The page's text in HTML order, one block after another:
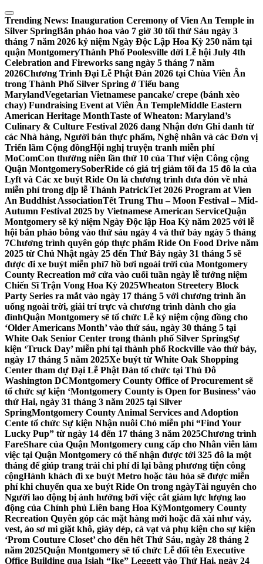
Skip
to
content
Trending News: Inauguration Ceremony of Vien An Temple in
Silver SpringBắn pháo hoa vào 7 giờ 30 tối thứ Sáu ngày 3
tháng 7 năm 2026 kỷ niệm Ngày Độc Lập Hoa Kỳ 250 năm tại
quận MontgomeryThành Phố Poolesville dời Lễ hội July 4th
Celebration and Fireworks sang ngày 5 tháng 7 năm
2026Chương Trình Đại Lễ Phật Đản 2026 tại Chùa Viên Ân
trong Thành Phố Silver Spring ở Tiểu bang
MarylandVegetarian Vietnamese pancake/ crepe (bánh xèo
chay) Fundraising Event at Viên Ân TempleMiddle Eastern
American Heritage MonthTaste of Wheaton: Maryland’s
Culinary & Culture Festival 2026 đang Nhận đơn Ghi danh từ
các Nhà hàng, Người bán thực phẩm, Nghệ nhân và các Đơn vị
Triển lãm Cộng đồngHội nghị truyện tranh miễn phí
MoComCon thường niên lần thứ 10 của Thư viện Công cộng
Quận MontgomerySoberRide có giá trị giảm tối đa 15 đô la của
Lyft và Các xe buýt Ride On là chương trình đưa đón về nhà
miễn phí trong dịp lễ Thánh PatrickTet 2026 Program at Vien
An Buddhist AssociationTết Trung Thu – Moon Festival – Mid-
Autumn Festival 2025 by Vietnamese American ServiceQuận
Montgomery sẽ kỷ niệm Ngày Độc lập Hoa Kỳ năm 2025 với lễ
hội bắn pháo bông vào thứ sáu ngày 4 và thứ bảy ngày 5 tháng
7Chương trình quyên góp thực phẩm Ride On Food Drive năm
2025 từ Chủ Nhật ngày 25 đến Thứ Bảy ngày 31 tháng 5 sẽ
được đi xe buýt miễn phí7 hồ bơi ngoài trời của Montgomery
County Recreation mở cửa vào cuối tuần ngày lễ tưởng niệm
Chiến Sĩ Trận Vong Hoa Kỳ 2025Wheaton Streetery Block
Party Series ra mắt vào ngày 17 tháng 5 với chương trình ăn
uống ngoài trời, giải trí trực và chương trình dành cho gia
đìnhQuận Montgomery sẽ tổ chức Lễ kỷ niệm cộng đồng cho
‘Older Americans Month’ vào thứ sáu, ngày 30 tháng 5 tại
White Oak Senior Center trong thành phố Silver SpringSự
kiện ‘Truck Day’ miễn phí tại thành phố Rockville vào thứ bảy,
ngày 17 tháng 5 năm 2025Xe buýt từ White Oak Shopping
Center tham dự Đại Lễ Phật Đản tổ chức tại Thủ Đô
Washington DCMontgomery County Office of Procurement sẽ
tổ chức sự kiện ‘Montgomery County is Open for Business’ vào
thứ Hai, ngày 31 tháng 3 năm 2025 tại Silver
SpringMontgomery County Animal Services and Adoption
Cente tổ chức Sự kiện Nhận nuôi Chó miễn phí “Find Your
Lucky Pup” từ ngày 14 đến 17 tháng 3 năm 2025Chương trình
FareShare của Quận Montgomery cung cấp cho Nhân viên làm
việc tại Quận Montgomery có thể nhận được tới 325 đô la một
tháng để giúp trang trải chi phí đi lại bằng phương tiện công
cộngHành khách đi xe buýt Metro hoặc tàu hỏa sẽ được miễn
phí khi chuyển qua xe buýt Ride On trong ngàyTài nguyên cho
Người lao động bị ảnh hưởng bởi việc cắt giảm lực lượng lao
động của Chính phủ Liên bang Hoa KỳMontgomery County
Recreation Quyên góp các mặt hàng mới hoặc đã xài như váy,
vest, áo sơ mi giặt khô, giày dép, cà vạt và phụ kiện cho sự kiện
‘Prom Couture Closet’ cho đến hết Thứ Sáu, ngày 28 tháng 2
năm 2025Quận Montgomery sẽ tổ chức Lễ đổi tên Executive
Office Building qua Isiah “Ike” Leggett vào Thứ Hai, ngày 24